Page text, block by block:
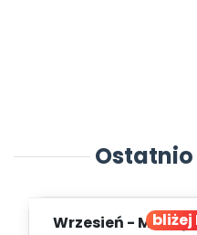
bliżej
Wrzesień -